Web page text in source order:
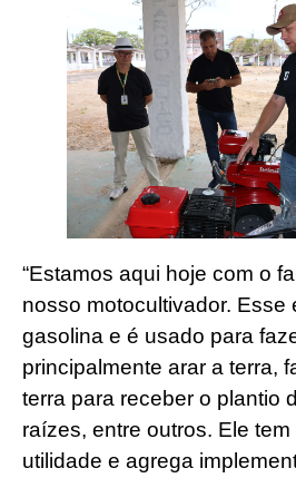
“Estamos aqui hoje com o
nosso motocultivador. Esse
gasolina e é usado para
principalmente arar a terra,
terra para receber o plantio
raízes, entre outros. Ele
utilidade e agrega